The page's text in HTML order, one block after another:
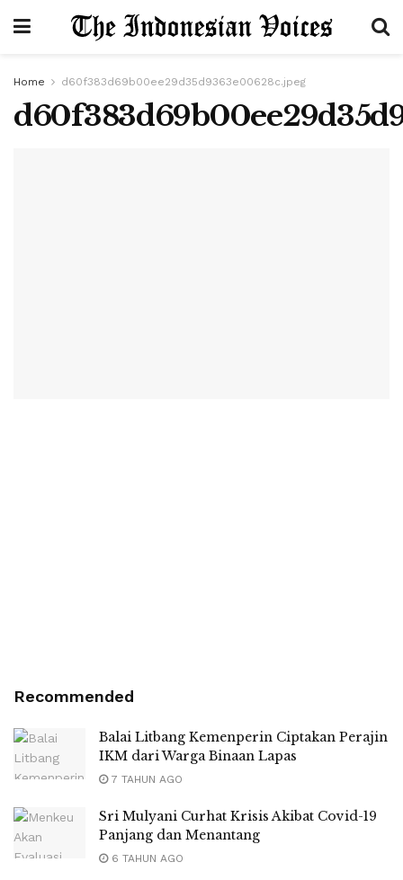
Home d60f383d69b00ee29d35d9363e00628c.jpeg
Recommended
Balai Litbang Kemenperin Ciptakan Perajin
IKM dari Warga Binaan Lapas
7 TAHUN AGO
Sri Mulyani Curhat Krisis Akibat Covid-19
Panjang dan Menantang
6 TAHUN AGO